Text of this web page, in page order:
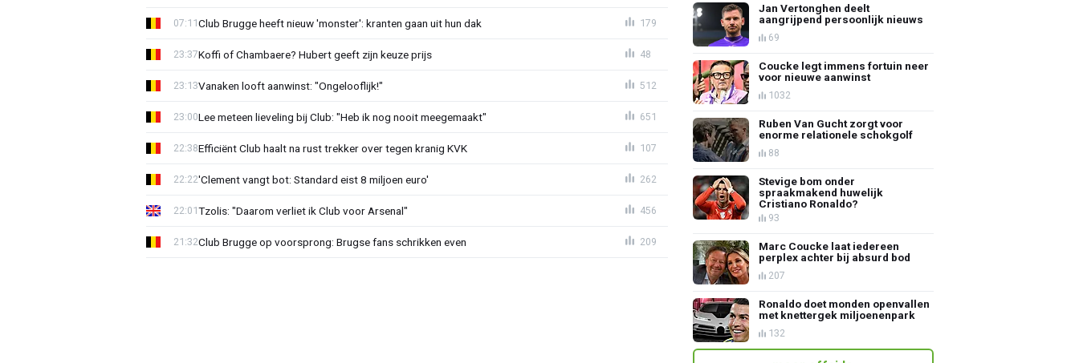
Club Brugge heeft nieuw 'monster': kranten gaan uit hun dak
07:11 179
Koffi of Chambaere? Hubert geeft zijn keuze prijs
23:37 48
Vanaken looft aanwinst: "Ongelooflijk!"
23:13 512
Lee meteen lieveling bij Club: "Heb ik nog nooit meegemaakt"
23:00 651
Efficiënt Club haalt na rust trekker over tegen kranig KVK
22:38 107
'Clement vangt bot: Standard eist 8 miljoen euro'
22:22 262
Tzolis: "Daarom verliet ik Club voor Arsenal"
22:01 456
Club Brugge op voorsprong: Brugse fans schrikken even
21:32 209
Jan Vertonghen deelt
aangrijpend persoonlijk nieuws
69
Coucke legt immens fortuin neer
voor nieuwe aanwinst
1032
Ruben Van Gucht zorgt voor
enorme relationele schokgolf
88
Stevige bom onder
spraakmakend huwelijk
Cristiano Ronaldo?
93
Marc Coucke laat iedereen
perplex achter bij absurd bod
207
Ronaldo doet monden openvallen
met knettergek miljoenenpark
132